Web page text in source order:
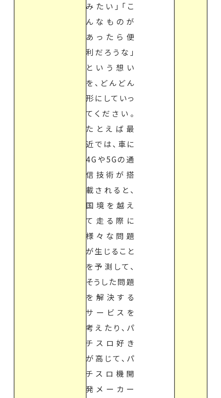
みたい」「こ
んなものが
あったら便
利だろうな」
という想い
を、どんどん
形にしていっ
てください。
たとえば最
近では、車に
4Gや5Gの通
信技術が搭
載されると、
国境を越え
て走る際に
様々な問題
が生じること
を予測して、
そうした問題
を解決する
サービスを
考えたり、パ
チスロ好き
が高じて、パ
チスロ機開
発メーカー